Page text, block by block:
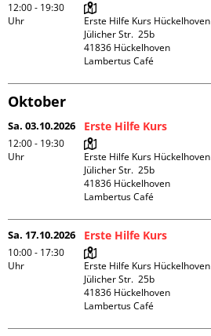
12:00 - 19:30
Uhr
Erste Hilfe Kurs Hückelhoven
Jülicher Str.  25b
41836 Hückelhoven
Lambertus Café
Oktober
Sa. 03.10.2026
12:00 - 19:30
Uhr
Erste Hilfe Kurs
Erste Hilfe Kurs Hückelhoven
Jülicher Str.  25b
41836 Hückelhoven
Lambertus Café
Sa. 17.10.2026
10:00 - 17:30
Uhr
Erste Hilfe Kurs
Erste Hilfe Kurs Hückelhoven
Jülicher Str.  25b
41836 Hückelhoven
Lambertus Café